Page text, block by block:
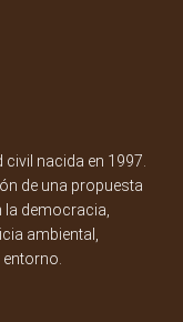
nacida en 1997.
de una propuesta
democracia,
ambiental,